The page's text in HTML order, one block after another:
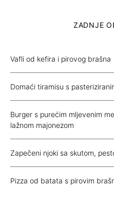
ZADNJE
Vafli od kefira i pirovog brašna
Domaći tiramisu s
Burger s purećim mljevenim
lažnom majonezom
Zapečeni njoki sa skutom,
Pizza od batata s pirovim